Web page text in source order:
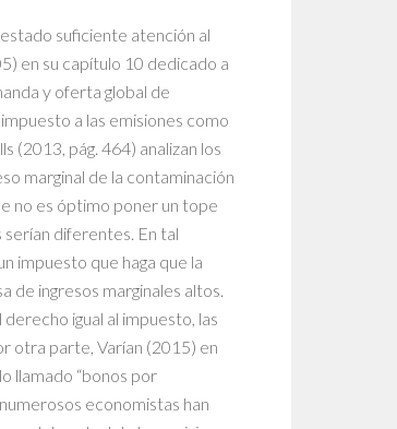
suficiente atención al
en su capítulo 10 dedicado a
y oferta global de
a las emisiones como
(2013, pág. 464) analizan los
marginal de la contaminación
no es óptimo poner un tope
serían diferentes. En tal
impuesto que haga que la
de ingresos marginales altos.
igual al impuesto, las
otra parte, Varían (2015) en
llamado “bonos por
economistas han